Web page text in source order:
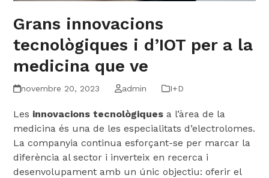
Grans innovacions
tecnològiques i d’IOT per a la
medicina que ve
novembre 20, 2023 admin I+D
Les innovacions tecnològiques a l’àrea de la
medicina és una de les especialitats d’electrolomes.
La companyia continua esforçant-se per marcar la
diferència al sector i inverteix en recerca i
desenvolupament amb un únic objectiu: oferir el